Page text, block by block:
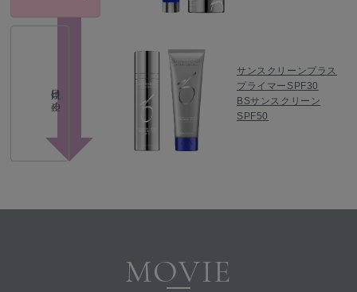
日焼け止め
サンスクリーンプラス
プライマーSPF30
BSサンスクリーン
SPF50
MOVIE